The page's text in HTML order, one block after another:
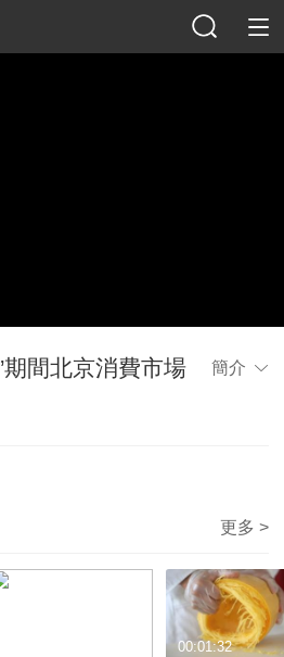
期間北京消費市場
簡介
更多 >
00:01:32